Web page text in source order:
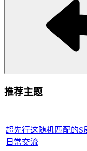
推荐主题
超先行这随机匹配的
日常交流